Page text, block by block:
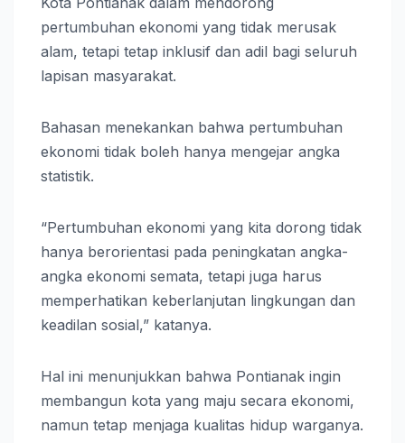
pertumbuhan ekonomi yang tidak merusak
alam, tetapi tetap inklusif dan adil bagi seluruh
lapisan masyarakat.
Bahasan menekankan bahwa pertumbuhan
ekonomi tidak boleh hanya mengejar angka
statistik.
“Pertumbuhan ekonomi yang kita dorong tidak
hanya berorientasi pada peningkatan angka-
angka ekonomi semata, tetapi juga harus
memperhatikan keberlanjutan lingkungan dan
keadilan sosial,” katanya.
Hal ini menunjukkan bahwa Pontianak ingin
membangun kota yang maju secara ekonomi,
namun tetap menjaga kualitas hidup warganya.